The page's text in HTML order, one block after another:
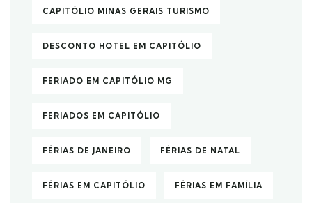
CAPITÓLIO MINAS GERAIS TURISMO
DESCONTO HOTEL EM CAPITÓLIO
FERIADO EM CAPITÓLIO MG
FERIADOS EM CAPITÓLIO
FÉRIAS DE JANEIRO FÉRIAS DE NATAL
FÉRIAS EM CAPITÓLIO FÉRIAS EM FAMÍLIA